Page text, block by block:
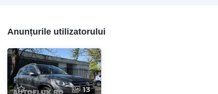
Anunțurile utilizatorului
13